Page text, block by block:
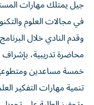
جيل يمتلك مهارات
في مجالات العلوم
خمسة مساعدين
تنمية مهارات التفكير